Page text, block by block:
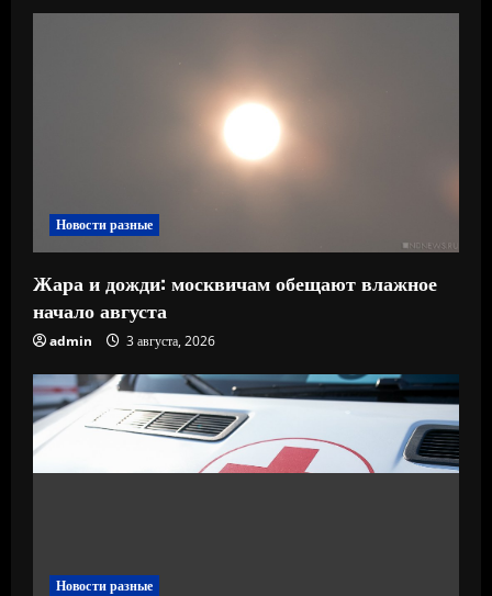
Новости разные
Жара и дожди: москвичам обещают влажное
начало августа
admin 3 августа, 2026
Новости разные